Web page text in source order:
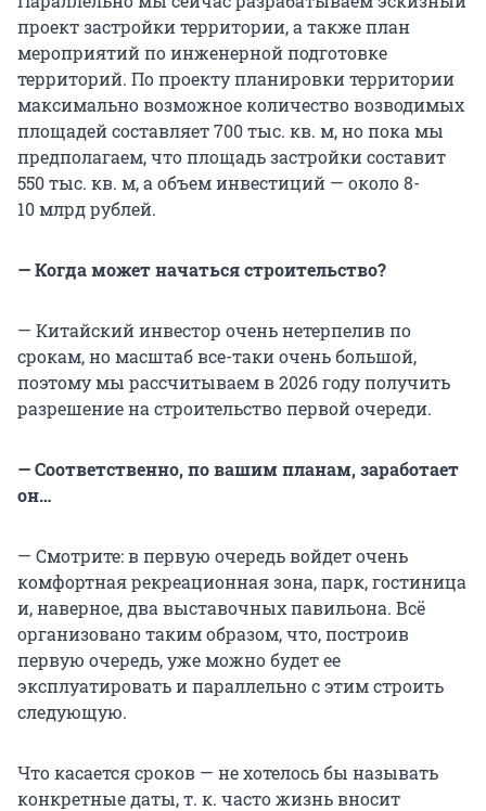
проект застройки территории, а также план
мероприятий по инженерной подготовке
территорий. По проекту планировки территории
максимально возможное количество возводимых
площадей составляет 700 тыс. кв. м, но пока мы
предполагаем, что площадь застройки составит
550 тыс. кв. м, а объем инвестиций — около 8-
10 млрд рублей.
— Когда может начаться строительство?
— Китайский инвестор очень нетерпелив по
срокам, но масштаб все-таки очень большой,
поэтому мы рассчитываем в 2026 году получить
разрешение на строительство первой очереди.
— Соответственно, по вашим планам, заработает
он…
— Смотрите: в первую очередь войдет очень
комфортная рекреационная зона, парк, гостиница
и, наверное, два выставочных павильона. Всё
организовано таким образом, что, построив
первую очередь, уже можно будет ее
эксплуатировать и параллельно с этим строить
следующую.
Что касается сроков — не хотелось бы называть
конкретные даты, т. к. часто жизнь вносит